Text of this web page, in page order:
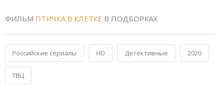
ФИЛЬМ ПТИЧКА В КЛЕТКЕ В ПОДБОРКАХ
Российские сериалы HD Детективные 2020
ТВЦ